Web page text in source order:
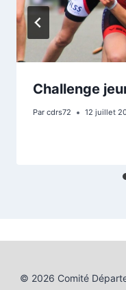
Challenge
Par cdrs72 12 juillet
© 2026 Comité